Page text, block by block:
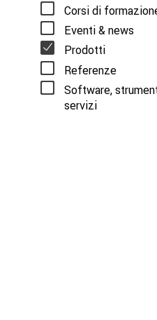
Corsi di
Eventi & news
Prodotti
Referenze
Software,
servizi